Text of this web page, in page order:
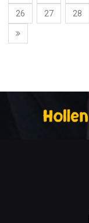
26 27 28